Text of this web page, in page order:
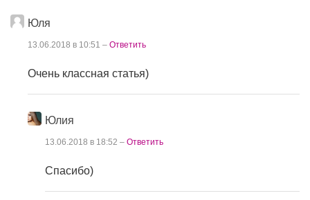
Юля
13.06.2018 в 10:51 – Ответить
Очень классная статья)
Юлия
13.06.2018 в 18:52 – Ответить
Спасибо)